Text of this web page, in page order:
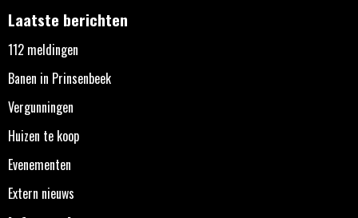
Laatste berichten
112 meldingen
Banen in Prinsenbeek
Vergunningen
Huizen te koop
Evenementen
Extern nieuws